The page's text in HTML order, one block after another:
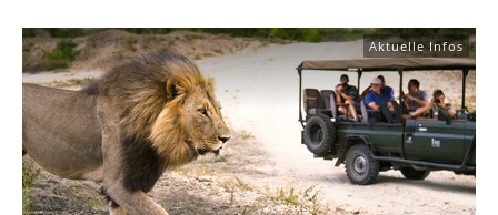
Aktuelle Infos